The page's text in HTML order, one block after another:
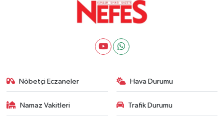
Nöbetçi Eczaneler Hava Durumu
Namaz Vakitleri Trafik Durumu